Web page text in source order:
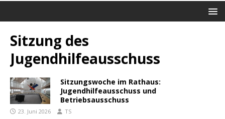
Sitzung des
Jugendhilfeausschuss
Sitzungswoche im Rathaus:
Jugendhilfeausschuss und
Betriebsausschuss
23. Juni 2026 TS